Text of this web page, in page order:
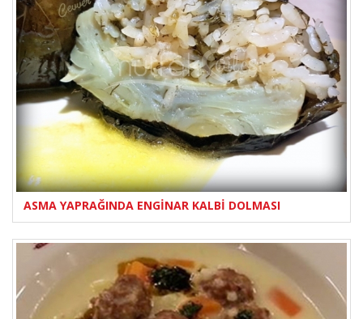
ASMA YAPRAĞINDA ENGİNAR KALBİ DOLMASI